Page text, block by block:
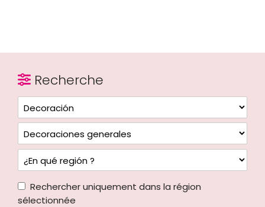
Recherche
Rechercher uniquement dans la région
sélectionnée